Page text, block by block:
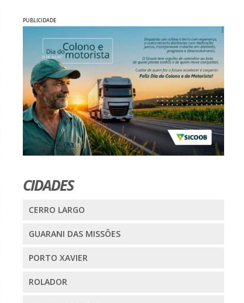
PUBLICIDADE
CIDADES
CERRO LARGO
GUARANI DAS MISSÕES
PORTO XAVIER
ROLADOR